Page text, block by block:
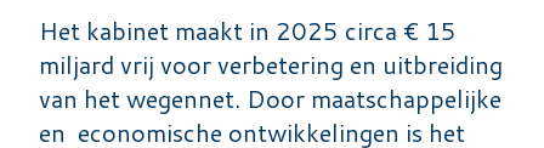
Het kabinet maakt in 2025 circa € 15
miljard vrij voor verbetering en uitbreiding
van het wegennet. Door maatschappelijke
en economische ontwikkelingen is het